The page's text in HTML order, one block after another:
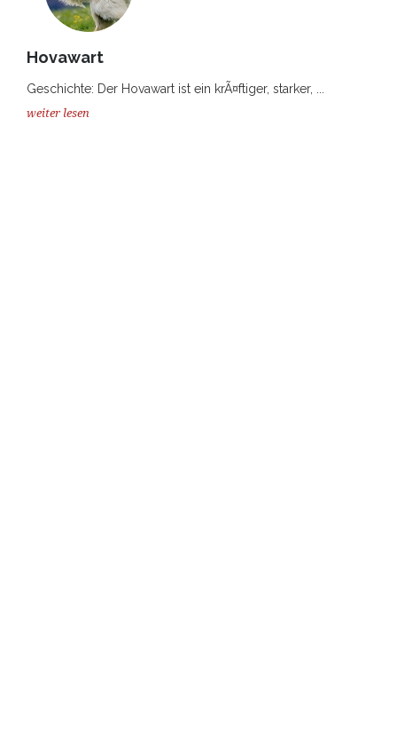
Hovawart
Geschichte: Der Hovawart ist ein krÃ¤ftiger, starker, ...
weiter lesen